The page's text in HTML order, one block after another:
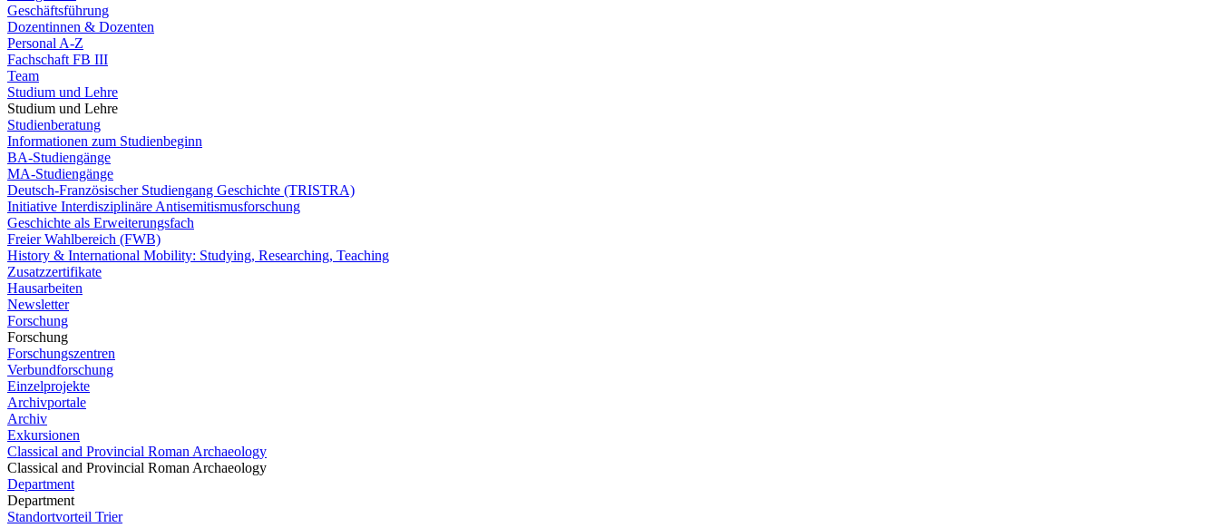
Geschäftsführung
Dozentinnen & Dozenten
Personal A-Z
Fachschaft FB III
Team
Studium und Lehre
Studium und Lehre
Studienberatung
Informationen zum Studienbeginn
BA-Studiengänge
MA-Studiengänge
Deutsch-Französischer Studiengang Geschichte (TRISTRA)
Initiative Interdisziplinäre Antisemitismusforschung
Geschichte als Erweiterungsfach
Freier Wahlbereich (FWB)
History & International Mobility: Studying, Researching, Teaching
Zusatzzertifikate
Hausarbeiten
Newsletter
Forschung
Forschung
Forschungszentren
Verbundforschung
Einzelprojekte
Archivportale
Archiv
Exkursionen
Classical and Provincial Roman Archaeology
Classical and Provincial Roman Archaeology
Department
Department
Standortvorteil Trier